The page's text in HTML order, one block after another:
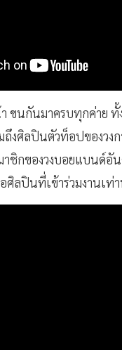
นกันมาครบทุกค่าย ทั้
ถึงศิลปินตัวท็อปของวงก
าชิกของวงบอยแบนด์อั
ศิลปินที่เข้าร่วมงานเท่